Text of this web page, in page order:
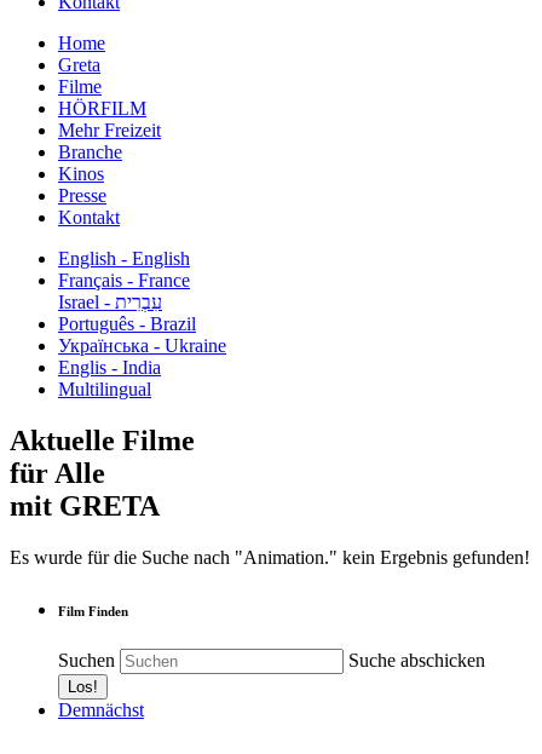
Home
Greta
Filme
HÖRFILM
Mehr Freizeit
Branche
Kinos
Presse
Kontakt
English - English
Français - France
עִבְרִית - Israel
Português - Brazil
Українська - Ukraine
Englis - India
Multilingual
Aktuelle Filme
für Alle
mit GRETA
Es wurde für die Suche nach "Animation." kein Ergebnis gefunden!
Film Finden
Suchen Suche abschicken
Demnächst